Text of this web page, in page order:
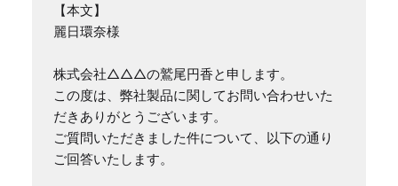
【本文】
麗日環奈様
株式会社△△△の鷲尾円香と申します。
この度は、弊社製品に関してお問い合わせいた
だきありがとうございます。
ご質問いただきました件について、以下の通り
ご回答いたします。